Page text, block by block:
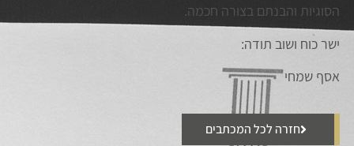
הסוגיות והבנתם בצורה חכמה.
ישר כוח ושוב תודה:
אסף שמחי
חזרה לכל המכתבים